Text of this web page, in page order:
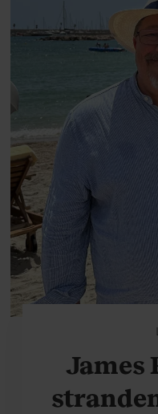
at miste
livsglæde, han
på.
James